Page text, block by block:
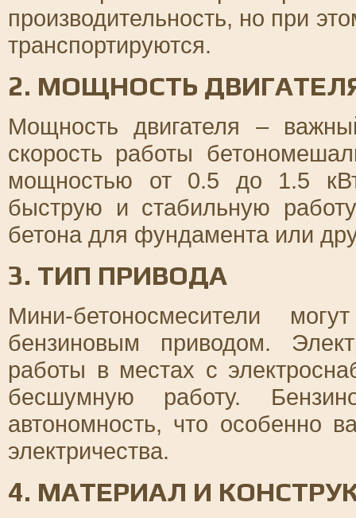
производительность, но при
транспортируются.
2. МОЩНОСТЬ
Мощность двигателя –
скорость работы
мощностью от 0.5 до 1.5
быструю и стабильную
бетона для фундамента или
3. ТИП ПРИВОДА
Мини-бетоносмесители
бензиновым приводом.
работы в местах с
бесшумную работу.
автономность, что особенно
электричества.
4. МАТЕРИАЛ И